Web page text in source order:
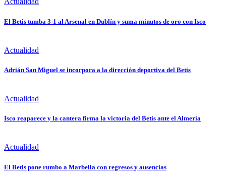
El Betis tumba 3-1 al Arsenal en Dublín y suma minutos de oro con Isco
Actualidad
Adrián San Miguel se incorpora a la dirección deportiva del Betis
Actualidad
Isco reaparece y la cantera firma la victoria del Betis ante el Almería
Actualidad
El Betis pone rumbo a Marbella con regresos y ausencias